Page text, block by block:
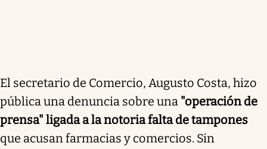
El secretario de Comercio, Augusto Costa, hizo
pública una denuncia sobre una "operación de
prensa" ligada a la notoria falta de tampones
que acusan farmacias y comercios. Sin